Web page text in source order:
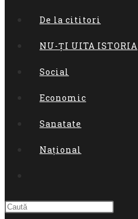
De la cititori
NU-ȚI UITA ISTORIA
Social
Economic
Sanatate
Național
website